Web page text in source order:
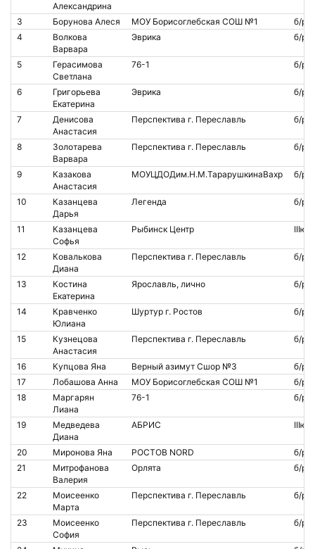
Александрина
3 Борунова Алеся МОУ Борисоглебская СОШ №1
б/р
4
Волкова
Варвара
Эврика б/р
5
Герасимова
Светлана
76-1 б/р
6
Григорьева
Екатерина
Эврика б/р
7
Денисова
Анастасия
Перспектива г. Переславль б/р
8
Золотарева
Варвара
Перспектива г. Переславль б/р
9
Казакова
Анастасия
МОУЦДОДим.Н.М.ТарарушкинаВахр б/р
10
Казанцева
Дарья
Легенда б/р
11
Казанцева
Софья
Рыбинск Центр IIIю
12
Ковалькова
Диана
Перспектива г. Переславль б/р
13
Костина
Екатерина
Ярославль, лично б/р
14
Кравченко
Юлиана
Шуртур г. Ростов б/р
15
Кузнецова
Анастасия
Перспектива г. Переславль б/р
16 Купцова Яна Верный азимут Сшор №3
б/р
17
Лобашова Анна МОУ Борисоглебская СОШ №1
б/р
18
Маргарян
Лиана
76-1 б/р
19
Медведева
Диана
АБРИС IIIю
20 Миронова Яна РОСТОВ NORD
б/р
21
Митрофанова
Валерия
Орлята б/р
22
Моисеенко
Марта
Перспектива г. Переславль б/р
23
Моисеенко
София
Перспектива г. Переславль б/р